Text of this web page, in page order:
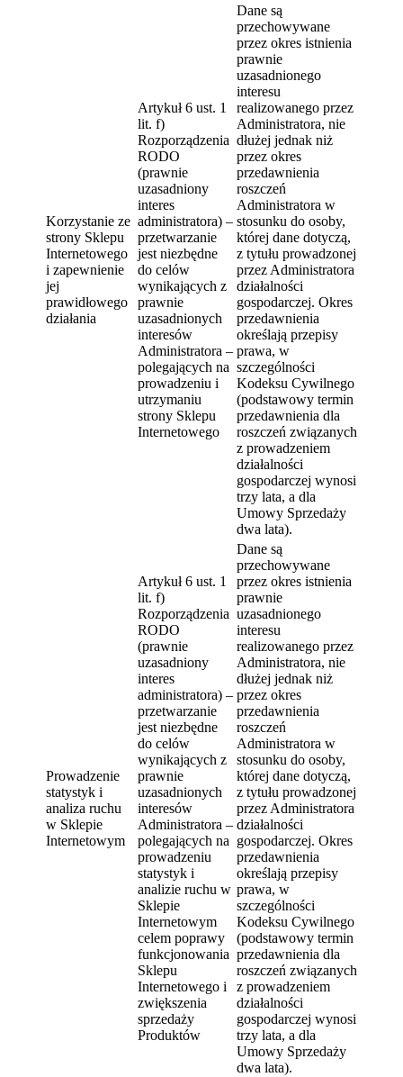
Korzystanie ze
strony Sklepu
Internetowego
i zapewnienie
jej
prawidłowego
działania
Artykuł 6 ust. 1
lit. f)
Rozporządzenia
RODO
(prawnie
uzasadniony
interes
administratora) –
przetwarzanie
jest niezbędne
do celów
wynikających z
prawnie
uzasadnionych
interesów
Administratora –
polegających na
prowadzeniu i
utrzymaniu
strony Sklepu
Internetowego
Dane są
przechowywane
przez okres istnienia
prawnie
uzasadnionego
interesu
realizowanego przez
Administratora, nie
dłużej jednak niż
przez okres
przedawnienia
roszczeń
Administratora w
stosunku do osoby,
której dane dotyczą,
z tytułu prowadzonej
przez Administratora
działalności
gospodarczej. Okres
przedawnienia
określają przepisy
prawa, w
szczególności
Kodeksu Cywilnego
(podstawowy termin
przedawnienia dla
roszczeń związanych
z prowadzeniem
działalności
gospodarczej wynosi
trzy lata, a dla
Umowy Sprzedaży
dwa lata).
Prowadzenie
statystyk i
analiza ruchu
w Sklepie
Internetowym
Artykuł 6 ust. 1
lit. f)
Rozporządzenia
RODO
(prawnie
uzasadniony
interes
administratora) –
przetwarzanie
jest niezbędne
do celów
wynikających z
prawnie
uzasadnionych
interesów
Administratora –
polegających na
prowadzeniu
statystyk i
analizie ruchu w
Sklepie
Internetowym
celem poprawy
funkcjonowania
Sklepu
Internetowego i
zwiększenia
sprzedaży
Produktów
Dane są
przechowywane
przez okres istnienia
prawnie
uzasadnionego
interesu
realizowanego przez
Administratora, nie
dłużej jednak niż
przez okres
przedawnienia
roszczeń
Administratora w
stosunku do osoby,
której dane dotyczą,
z tytułu prowadzonej
przez Administratora
działalności
gospodarczej. Okres
przedawnienia
określają przepisy
prawa, w
szczególności
Kodeksu Cywilnego
(podstawowy termin
przedawnienia dla
roszczeń związanych
z prowadzeniem
działalności
gospodarczej wynosi
trzy lata, a dla
Umowy Sprzedaży
dwa lata).